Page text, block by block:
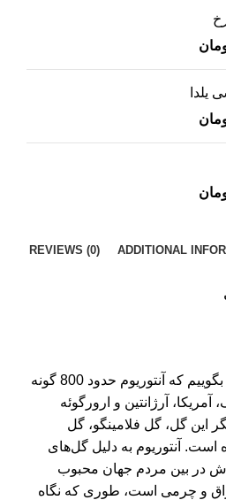
یلدا
ADDITIONAL
REVIEWS (0)
برای معرفی آنتوریوم باید بگوییم که آنتوریوم حدود 800 گونه
آرژانتین و ارورگوئه
این گل، گل فلامینگو، گل
است. آنتوریوم به دلیل گل‌های
اش در بین مردم جهان محبوب
و چرمی است، طوری که نگاه